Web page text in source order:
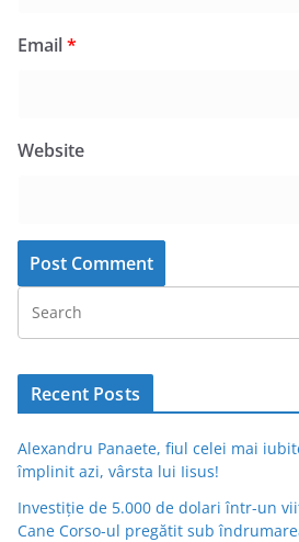
Email*
Website
Recent Posts
Alexandru Panaete, fiul celei mai
împlinit azi, vârsta lui Iisus!
Investiție de 5.000 de dolari într-un
Cane Corso-ul pregătit sub